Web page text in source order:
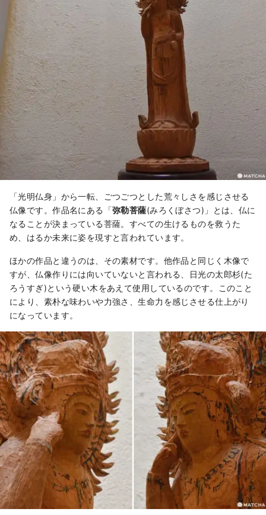
「光明仏身」から一転、ごつごつとした荒々しさを感じさせる
仏像です。作品名にある「弥勒菩薩(みろくぼさつ)」とは、仏に
なることが決まっている菩薩。すべての生けるものを救うた
め、はるか未来に姿を現すと言われています。
ほかの作品と違うのは、その素材です。他作品と同じく木像で
すが、仏像作りには向いていないと言われる、日光の太郎杉(た
ろうすぎ)という硬い木をあえて使用しているのです。このこと
により、素朴な味わいや力強さ、生命力を感じさせる仕上がり
になっています。